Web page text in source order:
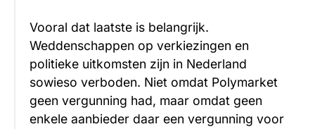
Vooral dat laatste is belangrijk.
Weddenschappen op verkiezingen en
politieke uitkomsten zijn in Nederland
sowieso verboden. Niet omdat Polymarket
geen vergunning had, maar omdat geen
enkele aanbieder daar een vergunning voor